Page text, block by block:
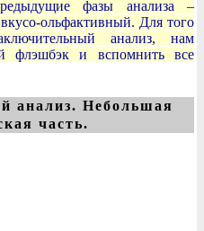
фазы анализа –
ольфактивный. Для того
анализ, нам
флэшбэк и вспомнить все
анализ. Небольшая
часть.